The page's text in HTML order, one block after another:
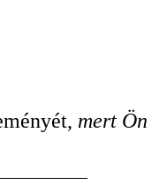
mert Ön